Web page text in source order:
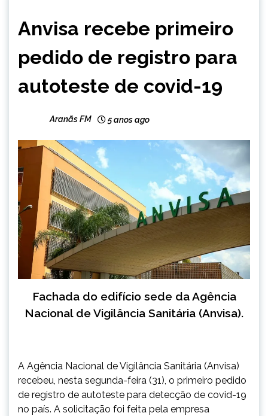
NOTÍCIAS
Anvisa recebe primeiro
pedido de registro para
autoteste de covid-19
Aranãs FM 5 anos ago
Fachada do edifício sede da Agência
Nacional de Vigilância Sanitária (Anvisa).
A Agência Nacional de Vigilância Sanitária (Anvisa)
recebeu, nesta segunda-feira (31), o primeiro pedido
de registro de autoteste para detecção de covid-19
no país. A solicitação foi feita pela empresa